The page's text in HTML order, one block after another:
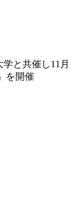
と共催し11月
を開催